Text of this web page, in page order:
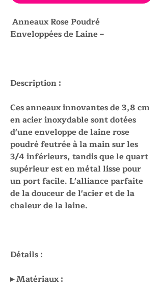
Anneaux Rose Poudré
Enveloppées de Laine –
Description :
Ces anneaux innovantes de 3,8 cm
en acier inoxydable sont dotées
d'une enveloppe de laine rose
poudré feutrée à la main sur les
3/4 inférieurs, tandis que le quart
supérieur est en métal lisse pour
un port facile. L'alliance parfaite
de la douceur de l'acier et de la
chaleur de la laine.
Détails :
▸ Matériaux :